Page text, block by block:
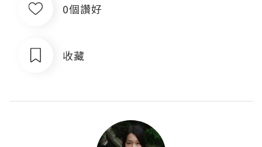
0個讚好
收藏